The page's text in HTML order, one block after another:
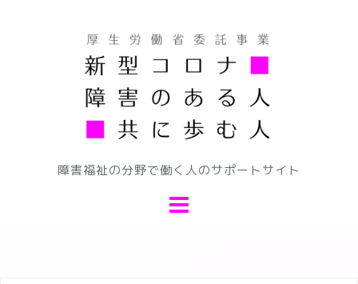
障害福祉の分野で働く人のサポートサイト